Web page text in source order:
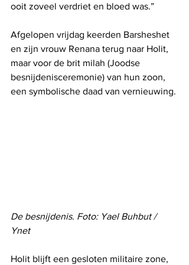
ooit zoveel verdriet en bloed was.”
Afgelopen vrijdag keerden Barsheshet
en zijn vrouw Renana terug naar Holit,
maar voor de brit milah (Joodse
besnijdenisceremonie) van hun zoon,
een symbolische daad van vernieuwing.
De besnijdenis. Foto: Yael Buhbut /
Ynet
Holit blijft een gesloten militaire zone,